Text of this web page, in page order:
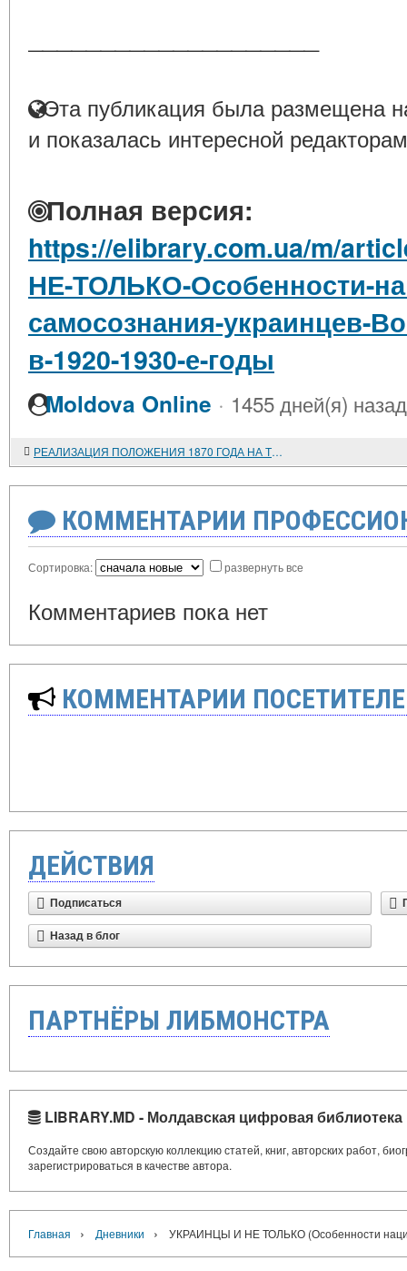
Эта публикация была размещена
и показалась интересной
Полная версия:
https://elibrary.com.ua/m/
НЕ-ТОЛЬКО-Особенности-
самосознания-украинцев-
в-1920-1930-е-годы
Moldova Online · 1455 дней(я) назад
РЕАЛИЗАЦИЯ ПОЛОЖЕНИЯ 1870 ГОДА НА ТЕРРИТОРИИ ЛЕВОБЕРЕЖНОЙ И СЛОБОДСКОЙ УКРАИНЫ
КОММЕНТАРИИ
Сортировка: развернуть все
Комментариев пока нет
КОММЕНТАРИИ
ДЕЙСТВИЯ
Подписаться
Назад в блог
ПАРТНЁРЫ ЛИБМОНСТРА
LIBRARY.MD - Молдавская цифровая библиотека
Создайте свою авторскую коллекцию статей, книг, авторских работ,
зарегистрироваться в качестве автора.
Главная › Дневники › УКРАИНЦЫ И НЕ ТОЛЬКО (Особенности